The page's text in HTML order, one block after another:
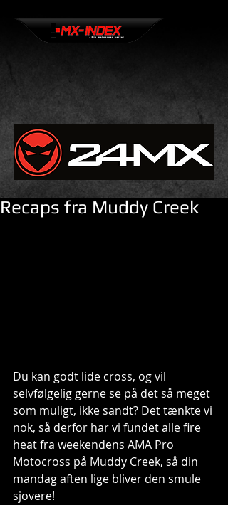
Recaps fra Muddy Creek
Du kan godt lide cross, og vil
selvfølgelig gerne se på det så meget
som muligt, ikke sandt? Det tænkte vi
nok, så derfor har vi fundet alle fire
heat fra weekendens AMA Pro
Motocross på Muddy Creek, så din
mandag aften lige bliver den smule
sjovere!